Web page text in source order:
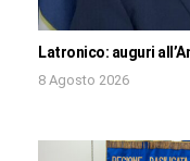
Latronico: auguri
8 Agosto 2026